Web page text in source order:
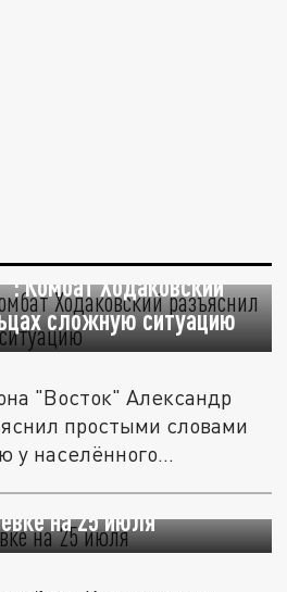
Комбат Ходаковский
сложную ситуацию
"Восток" Александр
простыми словами
населённого...
на 25 июля